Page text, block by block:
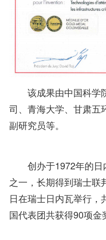
该成果由中国科学
司、青海大学、甘肃五
副研究员等。
创办于1972年的
之一，长期得到瑞士
日在瑞士日内瓦举行
国代表团共获得90项金